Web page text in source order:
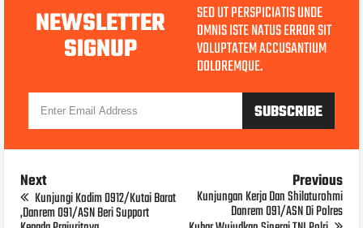
NEWSLETTER
SIGNUP
SED UT PERSPICIATIS UNDE
OMNIS ISTE NATUS ERROR SIT
VOLUPTATEM ACCUSANTIUM
DOLOREMQUE.
Next
Kunjungi Kodim 0912/Kutai Barat
,Danrem 091/ASN Beri Support
Previous
Kunjungan Kerja Dan Shilaturohmi
Danrem 091/ASN Di Polres